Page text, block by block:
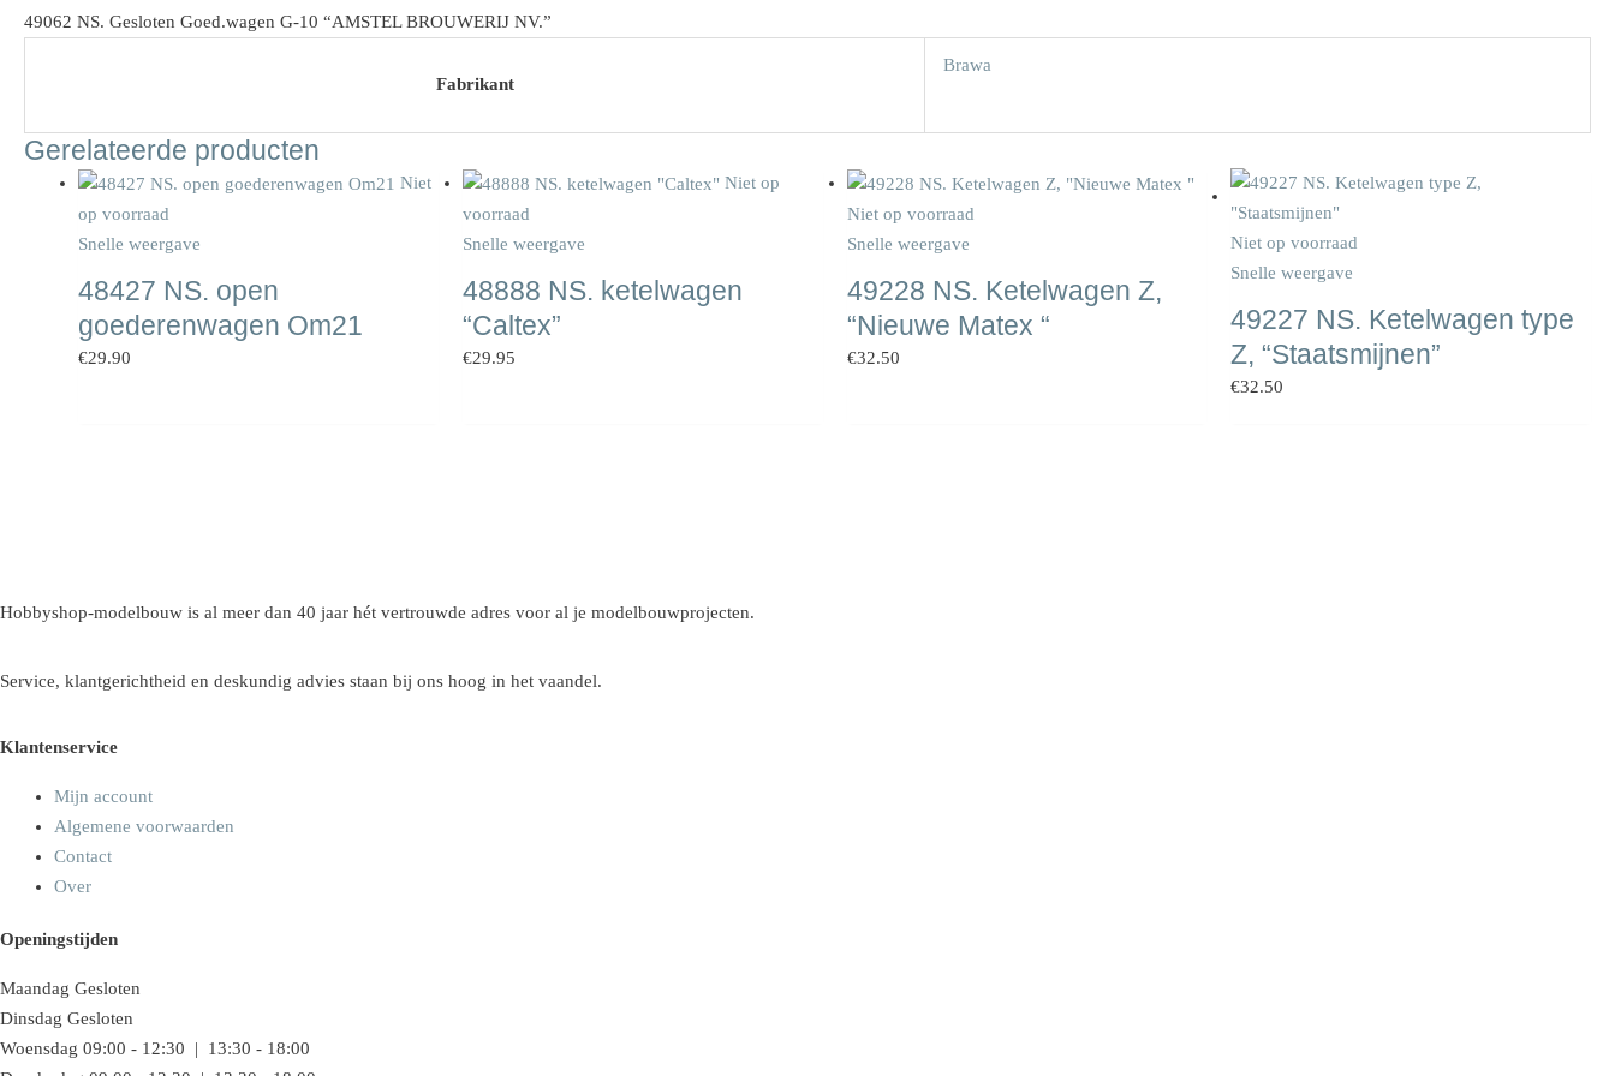
49062 NS. Gesloten Goed.wagen G-10 “AMSTEL BROUWERIJ NV.”
Fabrikant
Brawa
Gerelateerde producten
Niet
op voorraad
Snelle weergave
48427 NS. open
goederenwagen Om21
€29.90
Niet op
voorraad
Snelle weergave
48888 NS. ketelwagen
“Caltex”
€29.95
Niet op voorraad
Snelle weergave
49228 NS. Ketelwagen Z,
“Nieuwe Matex “
€32.50
Niet op voorraad
Snelle weergave
49227 NS. Ketelwagen type
Z, “Staatsmijnen”
€32.50
Hobbyshop-modelbouw is al meer dan 40 jaar hét vertrouwde adres voor al je modelbouwprojecten.
Service, klantgerichtheid en deskundig advies staan bij ons hoog in het vaandel.
Klantenservice
Mijn account
Algemene voorwaarden
Contact
Over
Openingstijden
Maandag Gesloten
Dinsdag Gesloten
Woensdag 09:00 - 12:30 | 13:30 - 18:00